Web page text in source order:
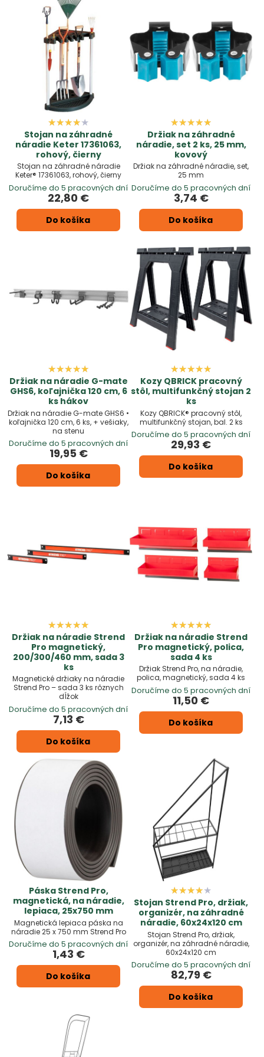
Stojan na záhradné
náradie Keter 17361063,
rohový, čierny
Stojan na záhradné náradie
Keter® 17361063, rohový, čierny
Doručíme do 5 pracovných dní
22,80 €
Do košíka
Držiak na záhradné
náradie, set 2 ks, 25 mm,
kovový
Držiak na záhradné náradie, set,
25 mm
Doručíme do 5 pracovných dní
3,74 €
Do košíka
Držiak na náradie G-mate
GHS6, koľajnička 120 cm, 6
ks hákov
Držiak na náradie G-mate GHS6 •
koľajnička 120 cm, 6 ks, + vešiaky,
na stenu
Doručíme do 5 pracovných dní
19,95 €
Do košíka
Kozy QBRICK pracovný
stôl, multifunkčný stojan 2
ks
Kozy QBRICK® pracovný stôl,
multifunkčný stojan, bal. 2 ks
Doručíme do 5 pracovných dní
29,93 €
Do košíka
Držiak na náradie Strend
Pro magnetický,
200/300/460 mm, sada 3
ks
Magnetické držiaky na náradie
Strend Pro – sada 3 ks rôznych
dĺžok
Doručíme do 5 pracovných dní
7,13 €
Do košíka
Držiak na náradie Strend
Pro magnetický, polica,
sada 4 ks
Držiak Strend Pro, na náradie,
polica, magnetický, sada 4 ks
Doručíme do 5 pracovných dní
11,50 €
Do košíka
Páska Strend Pro,
magnetická, na náradie,
lepiaca, 25x750 mm
Magnetická lepiaca páska na
náradie 25 x 750 mm Strend Pro
Doručíme do 5 pracovných dní
1,43 €
Do košíka
Stojan Strend Pro, držiak,
organizér, na záhradné
náradie, 60x24x120 cm
Stojan Strend Pro, držiak,
organizér, na záhradné náradie,
60x24x120 cm
Doručíme do 5 pracovných dní
82,79 €
Do košíka